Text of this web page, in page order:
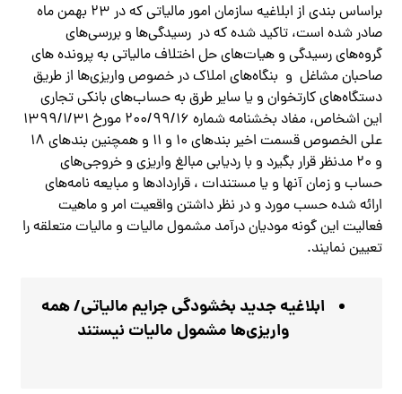
براساس بندی از ابلاغیه سازمان امور مالیاتی که در ۲۳ بهمن ماه
صادر شده است، تاکید شده که در رسیدگی‌ها و بررسی‌های
گروه‌های رسیدگی و هیات‌های حل اختلاف مالیاتی به پرونده های
صاحبان مشاغل و بنگاه‌های املاک در خصوص واریزی‌ها از طریق
دستگاه‌های کارتخوان و یا سایر طرق به حساب‌های بانکی تجاری
این اشخاص، مفاد بخشنامه شماره ۲۰۰/۹۹/۱۶ مورخ ۱۳۹۹/۱/۳۱
علی الخصوص قسمت اخیر بندهای ۱۰ و ۱۱ و همچنین بندهای ۱۸
و ۲۰ مدنظر قرار بگیرد و با ردیابی مبالغ واریزی و خروجی‌های
حساب و زمان آنها و یا مستندات ، قراردادها و مبایعه نامه‌های
ارائه شده حسب مورد و در نظر داشتن واقعیت امر و ماهیت
فعالیت این گونه مودیان درآمد مشمول مالیات و مالیات متعلقه را
تعیین نمایند.
ابلاغیه جدید بخشودگی جرایم مالیاتی/ همه
واریزی‌ها مشمول مالیات نیستند